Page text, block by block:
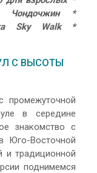
Чондочжин *
Sky Walk *
С ВЫСОТЫ
в середине
знакомство с
Юго-Восточной
и традиционной
поднимемся